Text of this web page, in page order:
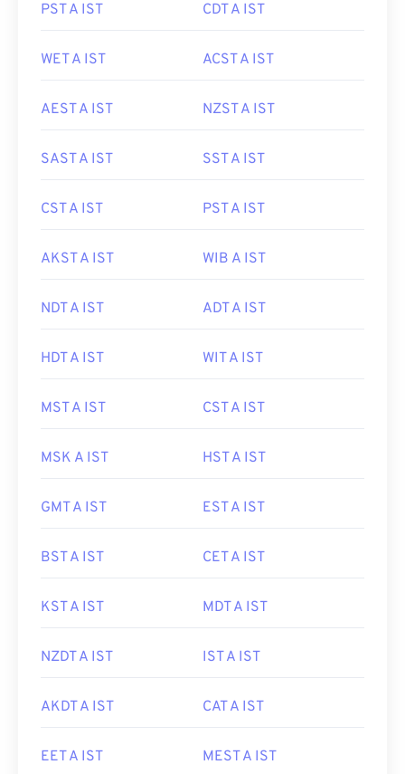
PST A IST CDT A IST
WET A IST ACST A IST
AEST A IST NZST A IST
SAST A IST SST A IST
CST A IST PST A IST
AKST A IST WIB A IST
NDT A IST ADT A IST
HDT A IST WIT A IST
MST A IST CST A IST
MSK A IST HST A IST
GMT A IST EST A IST
BST A IST CET A IST
KST A IST MDT A IST
NZDT A IST IST A IST
AKDT A IST CAT A IST
EET A IST MEST A IST